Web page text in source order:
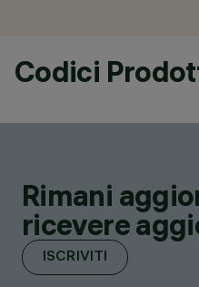
Codici
Rimani
ricevere
ISCRIVITI